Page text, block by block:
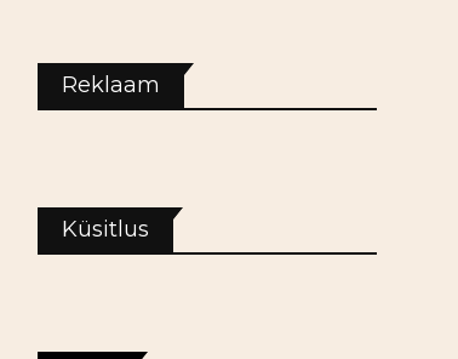
Reklaam
Küsitlus